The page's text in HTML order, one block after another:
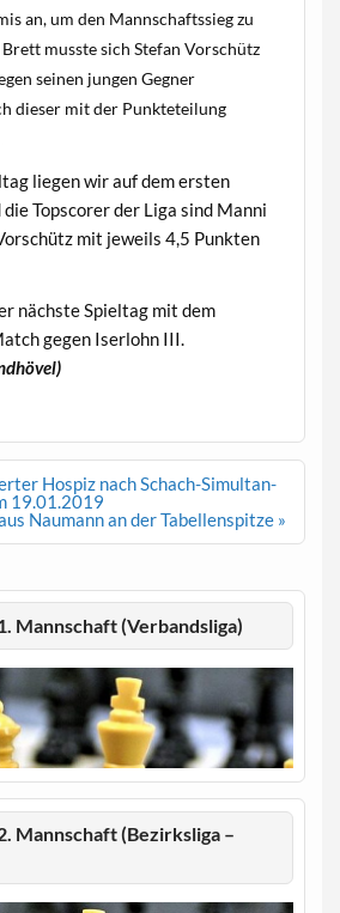
an, um den Mannschaftssieg zu
musste sich Stefan Vorschütz
seinen jungen Gegner
dieser mit der Punkteteilung
liegen wir auf dem ersten
Topscorer der Liga sind Manni
mit jeweils 4,5 Punkten
nächste Spieltag mit dem
gegen Iserlohn III.
Hospiz nach Schach-Simultan-
19.01.2019
Naumann an der Tabellenspitze »
Mannschaft (Verbandsliga)
Mannschaft (Bezirksliga –